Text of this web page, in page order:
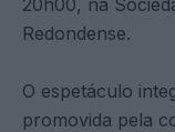
Redondense.
O espetáculo
promovida pela